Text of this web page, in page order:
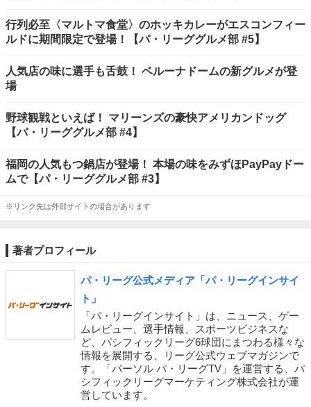
行列必至〈マルトマ食堂〉のホッキカレーがエスコンフィー
ルドに期間限定で登場！【パ・リーググルメ部 #5】
人気店の味に選手も舌鼓！ ベルーナドームの新グルメが登
場
野球観戦といえば！ マリーンズの豪快アメリカンドッグ
【パ・リーググルメ部 #4】
福岡の人気もつ鍋店が登場！ 本場の味をみずほPayPayドー
ムで【パ・リーググルメ部 #3】
※リンク先は外部サイトの場合があります
著者プロフィール
パ・リーグ公式メディア「パ・リーグインサイ
ト」
「パ・リーグインサイト」は、ニュース、ゲー
ムレビュー、選手情報、スポーツビジネスな
ど、パシフィックリーグ6球団にまつわる様々な
情報を展開する、リーグ公式ウェブマガジンで
す。「パーソル パ・リーグTV」を運営する、パ
シフィックリーグマーケティング株式会社が運
営しています。